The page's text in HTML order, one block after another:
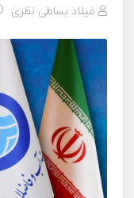
میلاد بساطی نظری